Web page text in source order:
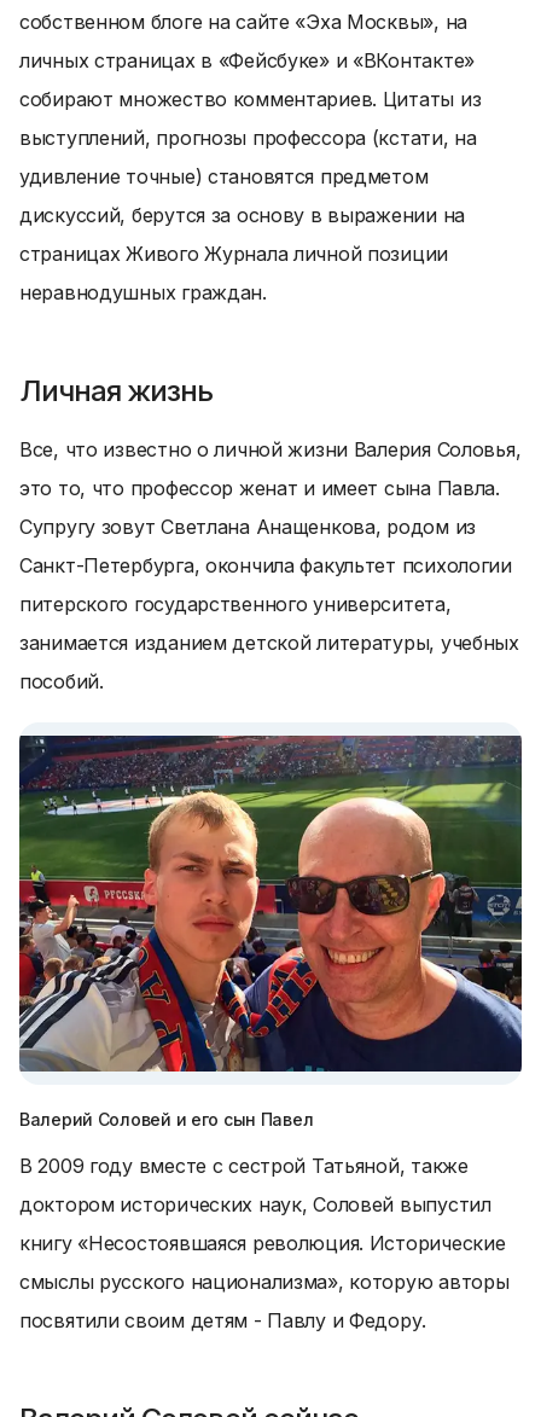
собственном блоге на сайте «Эха Москвы», на
личных страницах в «Фейсбуке» и «ВКонтакте»
собирают множество комментариев. Цитаты из
выступлений, прогнозы профессора (кстати, на
удивление точные) становятся предметом
дискуссий, берутся за основу в выражении на
страницах Живого Журнала личной позиции
неравнодушных граждан.
Личная жизнь
Все, что известно о личной жизни Валерия Соловья,
это то, что профессор женат и имеет сына Павла.
Супругу зовут Светлана Анащенкова, родом из
Санкт-Петербурга, окончила факультет психологии
питерского государственного университета,
занимается изданием детской литературы, учебных
пособий.
Валерий Соловей и его сын Павел
В 2009 году вместе с сестрой Татьяной, также
доктором исторических наук, Соловей выпустил
книгу «Несостоявшаяся революция. Исторические
смыслы русского национализма», которую авторы
посвятили своим детям - Павлу и Федору.